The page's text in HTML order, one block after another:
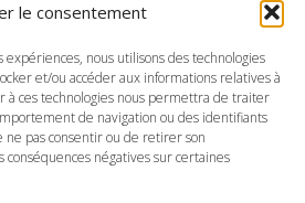
le consentement
nous utilisons des technologies
et/ou accéder aux informations relatives à
à ces technologies nous permettra de traiter
de navigation ou des identifiants
ne pas consentir ou de retirer son
négatives sur certaines
: Collaborateur junior droit
– Allemand courant